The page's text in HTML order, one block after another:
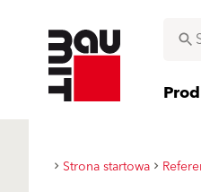
Strona startowa